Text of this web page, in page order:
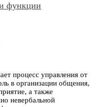
функции
процесс управления от
в организации общения,
а также
невербальной